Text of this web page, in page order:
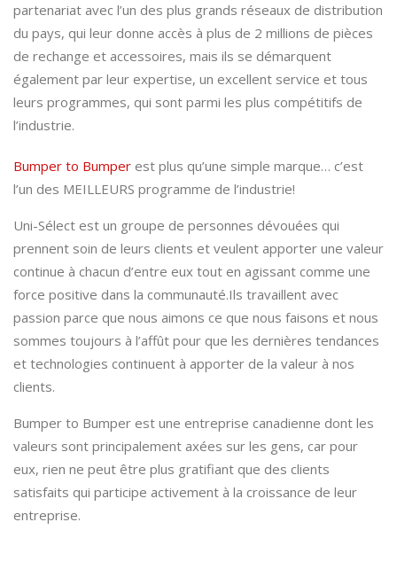
partenariat avec l’un des plus grands réseaux de distribution
du pays, qui leur donne accès à plus de 2 millions de pièces
de rechange et accessoires, mais ils se démarquent
également par leur expertise, un excellent service et tous
leurs programmes, qui sont parmi les plus compétitifs de
l’industrie.
Bumper to Bumper est plus qu’une simple marque… c’est
l’un des MEILLEURS programme de l’industrie!
Uni-Sélect est un groupe de personnes dévouées qui
prennent soin de leurs clients et veulent apporter une valeur
continue à chacun d’entre eux tout en agissant comme une
force positive dans la communauté.Ils travaillent avec
passion parce que nous aimons ce que nous faisons et nous
sommes toujours à l’affût pour que les dernières tendances
et technologies continuent à apporter de la valeur à nos
clients.
Bumper to Bumper est une entreprise canadienne dont les
valeurs sont principalement axées sur les gens, car pour
eux, rien ne peut être plus gratifiant que des clients
satisfaits qui participe activement à la croissance de leur
entreprise.